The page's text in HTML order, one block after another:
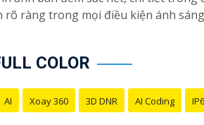
ràng trong mọi điều kiện ánh
COLOR
AI Xoay 360 3D DNR AI Coding